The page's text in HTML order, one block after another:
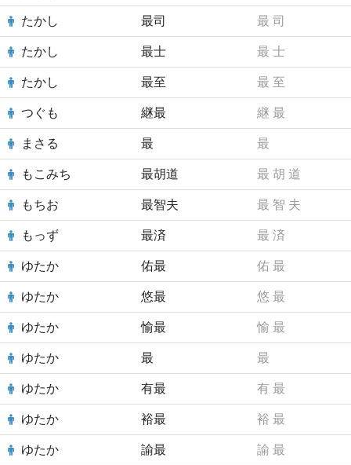
たかし 最司 最 司
たかし 最士 最 士
たかし 最至 最 至
つぐも 継最 継 最
まさる 最 最
もこみち 最胡道 最 胡 道
もちお 最智夫 最 智 夫
もっず 最済 最 済
ゆたか 佑最 佑 最
ゆたか 悠最 悠 最
ゆたか 愉最 愉 最
ゆたか 最 最
ゆたか 有最 有 最
ゆたか 裕最 裕 最
ゆたか 諭最 諭 最